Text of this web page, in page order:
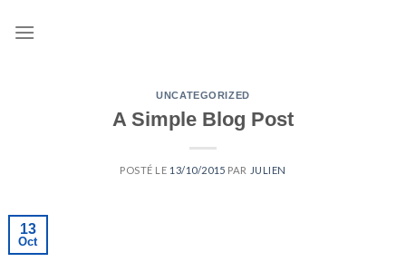
UNCATEGORIZED
A Simple Blog Post
POSTÉ LE 13/10/2015 PAR JULIEN
13
Oct